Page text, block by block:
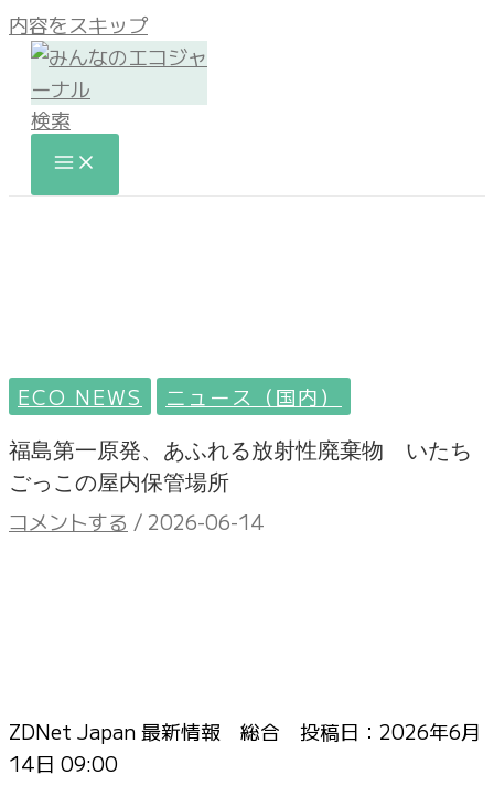
内容をスキップ
検索
ECO NEWS ニュース（国内）
福島第一原発、あふれる放射性廃棄物 いたち
ごっこの屋内保管場所
コメントする / 2026-06-14
ZDNet Japan 最新情報 総合 投稿日： 2026年6月
14日 09:00